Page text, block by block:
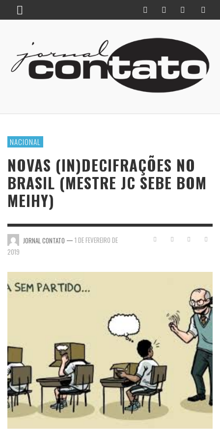
NACIONAL
NOVAS (IN)DECIFRAÇÕES NO
BRASIL (MESTRE JC SEBE BOM
MEIHY)
JORNAL CONTATO — 1 DE FEVEREIRO DE
2019